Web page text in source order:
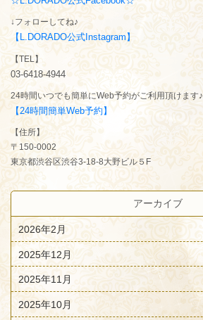
↓フォローしてね♪
【L.DORADO公式Instagram】
【TEL】
03-6418-4944
24時間いつでも簡単にWeb予約がご利用頂けます♪
【24時間簡単Web予約】
【住所】
〒150-0002
東京都渋谷区渋谷3-18-8大野ビル５F
アーカイブ
2026年2月
2025年12月
2025年11月
2025年10月